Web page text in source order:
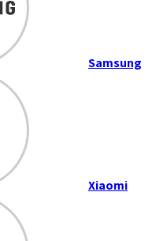
Samsung
Xiaomi